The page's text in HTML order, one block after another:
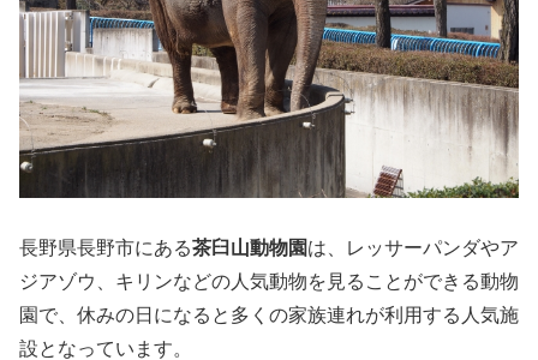
長野県長野市にある茶臼山動物園は、レッサーパンダやア
ジアゾウ、キリンなどの人気動物を見ることができる動物
園で、休みの日になると多くの家族連れが利用する人気施
設となっています。